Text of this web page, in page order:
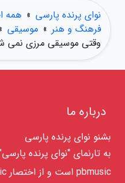
نوای پرنده پارسی » همه
فرهنگ و هنر » موسیقی
وقتی موسیقی مرزی نمی
درباره ما
بشنو نوای پرنده پارسی
به تارنمای "نوای پرنده